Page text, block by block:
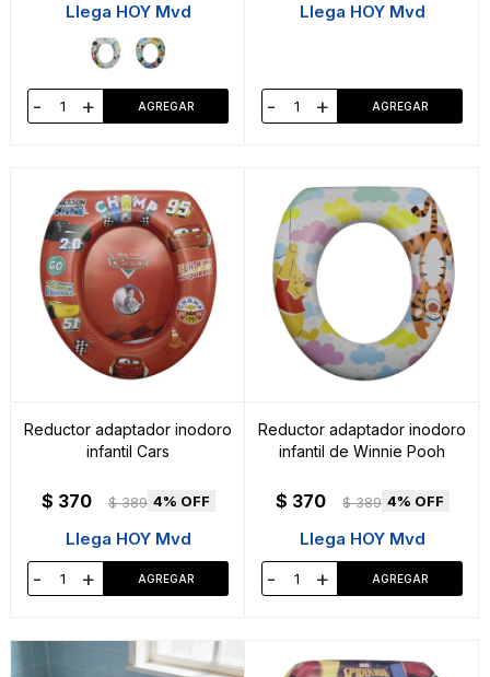
Llega HOY Mvd
- +
Llega HOY Mvd
- +
Reductor adaptador inodoro
infantil Cars
$ 370 $ 389 4
Llega HOY Mvd
- +
Reductor adaptador inodoro
infantil de Winnie Pooh
$ 370 $ 389 4
Llega HOY Mvd
- +